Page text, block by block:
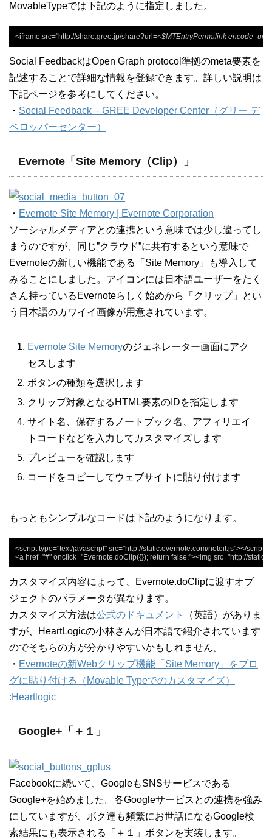
MovableTypeでは下記のように指定しました。
<iframe src="http://share.gree.jp/share?url=<$MTEntryPermalink
Social FeedbackはOpen Graph protocol準拠のmeta要素を
記述することで詳細な情報を登録できます。詳しい説明は
下記ページを参考にしてください。
・ Social Feedback – GREE Developer Center（グリー デ
ベロッパーセンター）
Evernote「Site Memory（Clip）」
・ Evernote Site Memory | Evernote Corporation
ソーシャルメディアとの連携という意味では少し違ってし
まうのですが、同じ”クラウド”に共有するという意味で
Evernoteの新しい機能である「Site Memory」も導入して
みることにしました。アイコンには日本語ユーザーをたく
さん持っているEvernoteらしく始めから「クリップ」とい
う日本語のカワイイ画像が用意されています。
Evernote Site Memoryのジェネレーター画面にアク
セスします
ボタンの種類を選択します
クリップ対象となるHTML要素のIDを指定します
サイト名、保存するノートブック名、アフィリエイ
トコードなどを入力してカスタマイズします
プレビューを確認します
コードをコピーしてウェブサイトに貼り付けます
もっともシンプルなコードは下記のようになります。
<script type="text/javascript" src="http://static.evernote.com/noteit.js"></script>
<a href="#" onclick="Evernote.doClip({}); return false;"><img src="http://
カスタマイズ内容によって、Evernote.doClipに渡すオブ
ジェクトのパラメータが異なります。
カスタマイズ方法は公式のドキュメント
（英語）がありま
すが、HeartLogicの小林さんが日本語で紹介されています
のでそちらの方が分かりやすいかもしれません。
・ Evernoteの新Webクリップ機能「Site Memory」をブロ
グに貼り付ける（Movable Typeでのカスタマイズ）
:Heartlogic
Google+「＋１」
Facebookに続いて、GoogleもSNSサービスである
Google+を始めました。各Googleサービスとの連携を強み
にしていますが、ボク達も頻繁にお世話になるGoogle検
索結果にも表示される「＋１」ボタンを実装します。